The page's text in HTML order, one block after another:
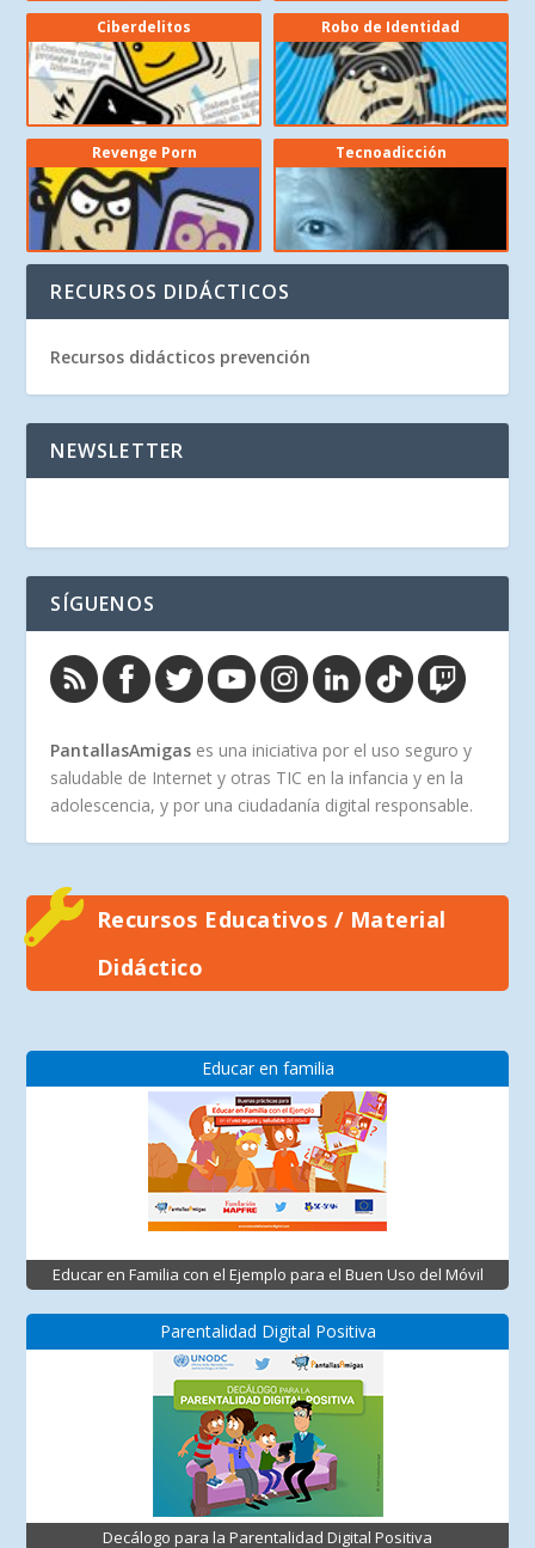
Ciberdelitos Robo de Identidad
Revenge Porn Tecnoadicción
RECURSOS DIDÁCTICOS
Recursos didácticos prevención
NEWSLETTER
SÍGUENOS
PantallasAmigas es una iniciativa por el uso seguro y
saludable de Internet y otras TIC en la infancia y en la
adolescencia, y por una ciudadanía digital responsable.
Recursos Educativos / Material
Didáctico
Educar en familia
Educar en Familia con el Ejemplo para el Buen Uso del Móvil
Parentalidad Digital Positiva
Decálogo para la Parentalidad Digital Positiva